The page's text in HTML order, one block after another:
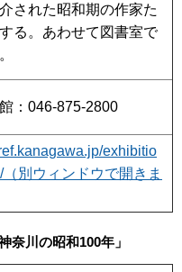
された昭和期の作家た
る。あわせて図書室で
：046-875-2800
exhibitio
別ウィンドウで開きま
奈川の昭和100年」